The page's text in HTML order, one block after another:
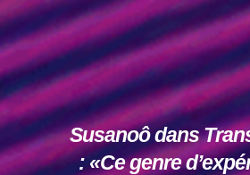
Susanoô dans
: «Ce genre